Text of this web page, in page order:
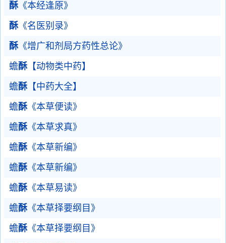
酥《本经逢原》
酥《名医别录》
酥《增广和剂局方药性总论》
蟾酥【动物类中药】
蟾酥【中药大全】
蟾酥《本草便读》
蟾酥《本草求真》
蟾酥《本草新编》
蟾酥《本草新编》
蟾酥《本草易读》
蟾酥《本草择要纲目》
蟾酥《本草择要纲目》